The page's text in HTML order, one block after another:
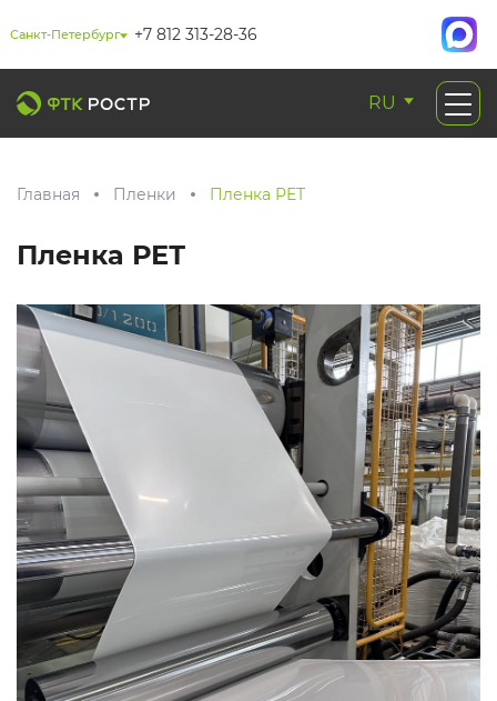
Санкт-Петербург +7 812 313-28-36
RU
Главная Пленки Пленка РЕТ
Пленка РЕТ